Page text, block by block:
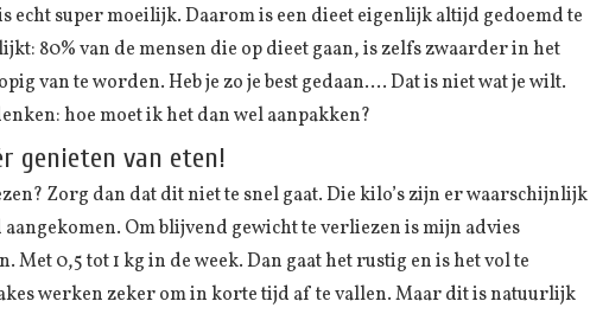
echt super moeilijk. Daarom is een dieet eigenlijk altijd gedoemd te
80% van de mensen die op dieet gaan, is zelfs zwaarder in het
van te worden. Heb je zo je best gedaan…. Dat is niet wat je wilt.
hoe moet ik het dan wel aanpakken?
genieten van eten!
Zorg dan dat dit niet te snel gaat. Die kilo’s zijn er waarschijnlijk
Om blijvend gewicht te verliezen is mijn advies
Met 0,5 tot 1 kg in de week. Dan gaat het rustig en is het vol te
werken zeker om in korte tijd af te vallen. Maar dit is natuurlijk